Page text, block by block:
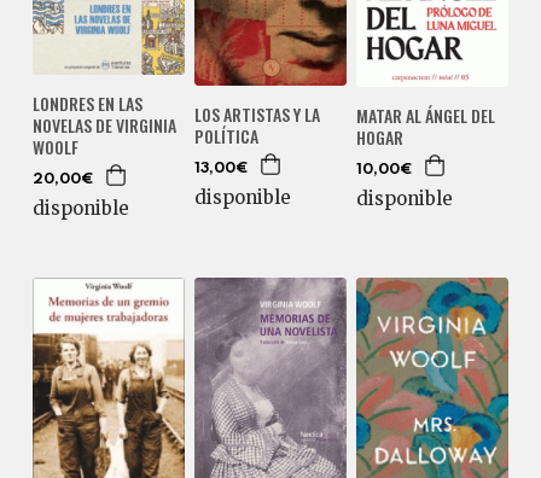
LONDRES EN LAS
NOVELAS DE VIRGINIA
WOOLF
20,00€
disponible
LOS ARTISTAS Y LA
POLÍTICA
13,00€
disponible
MATAR AL ÁNGEL DEL
HOGAR
10,00€
disponible